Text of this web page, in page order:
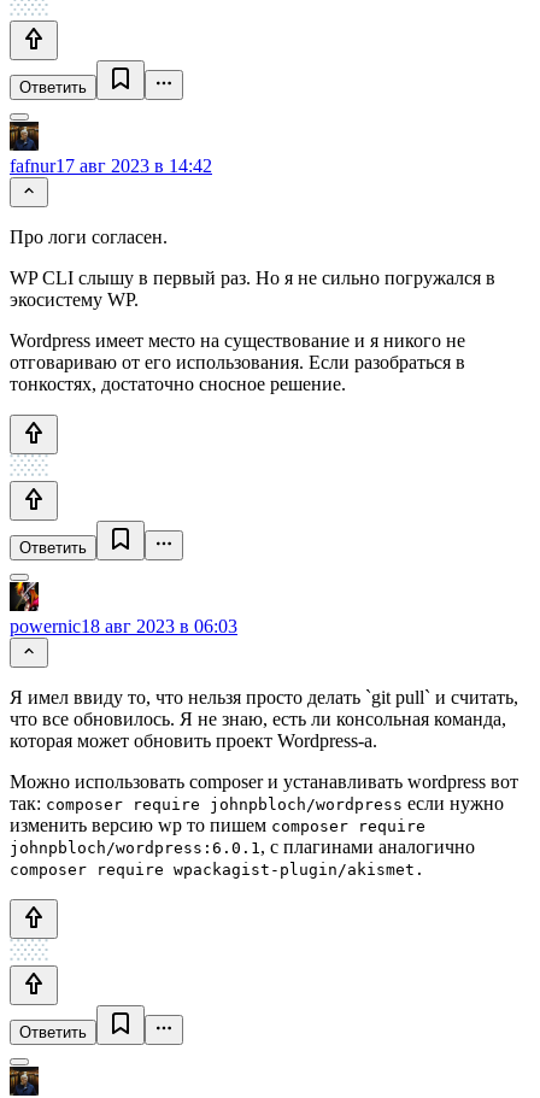
Ответить
fafnur17 авг 2023 в 14:42
Про логи согласен.
WP CLI слышу в первый раз. Но я не сильно погружался в
экосистему WP.
Wordpress имеет место на существование и я никого не
отговариваю от его использования. Если разобраться в
тонкостях, достаточно сносное решение.
Ответить
powernic18 авг 2023 в 06:03
Я имел ввиду то, что нельзя просто делать `git pull` и считать,
что все обновилось. Я не знаю, есть ли консольная команда,
которая может обновить проект Wordpress‑а.
Можно использовать composer и устанавливать wordpress вот
так: composer require johnpbloch/wordpress если нужно
изменить версию wp то пишем composer require
johnpbloch/wordpress:6.0.1 , с плагинами аналогично
composer require wpackagist-plugin/akismet.
Ответить